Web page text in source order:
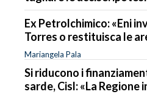
Ex Petrolchimico: «Eni
Torres o restituisca le
Mariangela Pala
Si riducono i
sarde, Cisl: «La Regione